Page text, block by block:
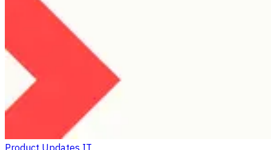
Product Updates IT